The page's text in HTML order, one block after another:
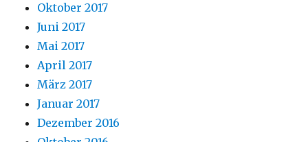
Oktober 2017
Juni 2017
Mai 2017
April 2017
März 2017
Januar 2017
Dezember 2016